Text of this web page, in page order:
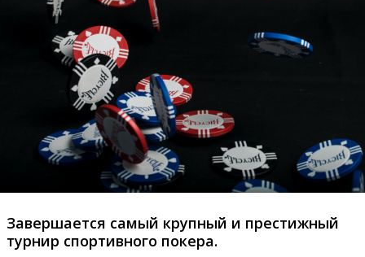
Завершается самый крупный и престижный
турнир спортивного покера.